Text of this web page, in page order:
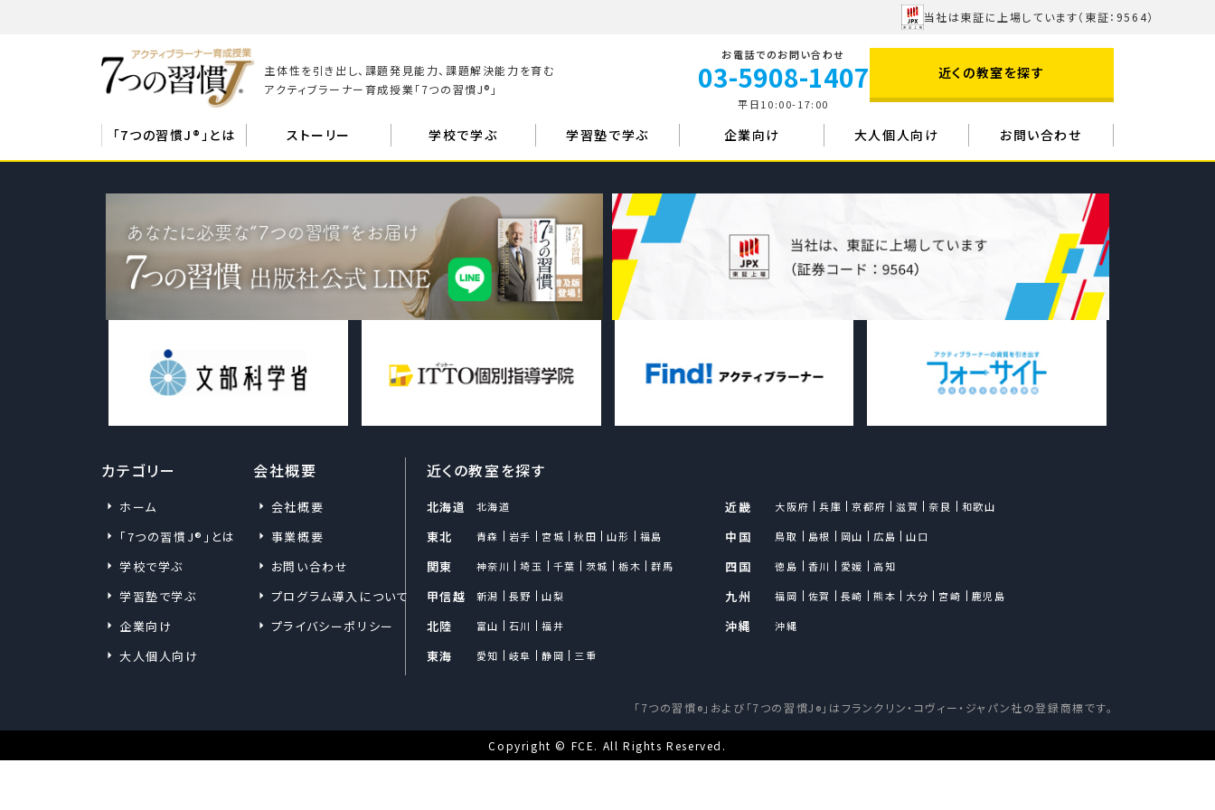
当社は東証に上場しています（東証：9564）
主体性を引き出し、課題発見能力、課題解決能力を育む
アクティブラーナー育成授業「7つの習慣J®」
お電話でのお問い合わせ
03-5908-1407
平日10:00-17:00
近くの教室を探す
「7つの習慣J®」とは ストーリー 学校で学ぶ 学習塾で学ぶ 企業向け 大人個人向け お問い合わせ
カテゴリー
ホーム
「7つの習慣J®」とは
学校で学ぶ
学習塾で学ぶ
企業向け
大人個人向け
会社概要
会社概要
事業概要
お問い合わせ
プログラム導入について
プライバシーポリシー
近くの教室を探す
北海道 北海道
東北 青森 岩手 宮城 秋田 山形 福島
関東 神奈川 埼玉 千葉 茨城 栃木 群馬
甲信越 新潟 長野 山梨
北陸 富山 石川 福井
東海 愛知 岐阜 静岡 三重
近畿 大阪府 兵庫 京都府 滋賀 奈良 和歌山
中国 鳥取 島根 岡山 広島 山口
四国 徳島 香川 愛媛 高知
九州 福岡 佐賀 長崎 熊本 大分 宮崎 鹿児島
沖縄 沖縄
「7つの習慣®」および「7つの習慣J ®」はフランクリン・コヴィー・ジャパン社の登録商標です。
Copyright © FCE. All Rights Reserved.